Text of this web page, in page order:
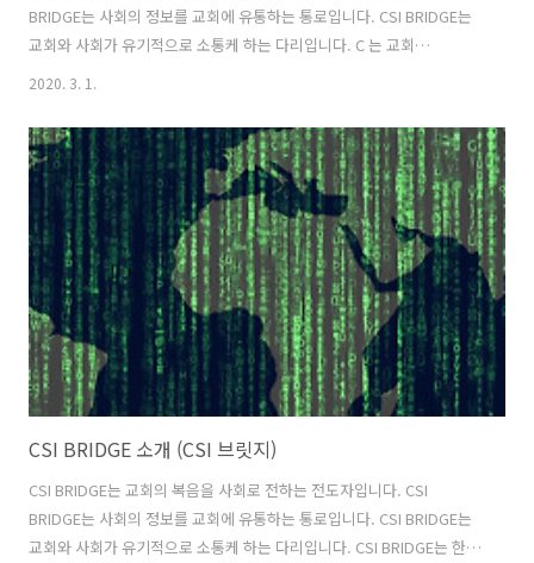
BRIDGE는 사회의 정보를 교회에 유통하는 통로입니다. CSI BRIDGE는
교회와 사회가 유기적으로 소통케 하는 다리입니다. C 는 교회
(CHURCH)를 의미합니다 S 는 사회(SOCIETY)입니다 I 는 이 시대를 소
로 소통할 수 있도록 정보의 다리(BRIDGE) 역할을 하는 우리의 사명이
표현되어 있습니다.
2020. 3. 1.
CSI BRIDGE 소개 (CSI 브릿지)
CSI BRIDGE는 교회의 복음을 사회로 전하는 전도자입니다. CSI
BRIDGE는 사회의 정보를 교회에 유통하는 통로입니다. CSI BRIDGE는
교회와 사회가 유기적으로 소통케 하는 다리입니다. CSI BRIDGE는 한국